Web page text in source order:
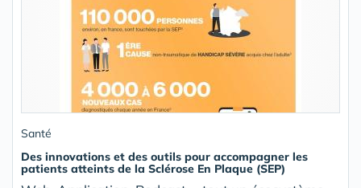
Santé
Des innovations et des outils pour accompagner les
patients atteints de la Sclérose En Plaque (SEP)